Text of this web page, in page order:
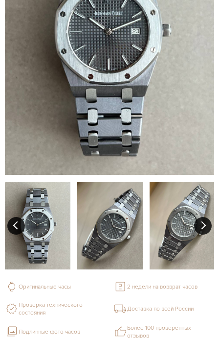
Оригинальные часы 2 недели на возврат часов
Проверка технического
состояния
Доставка по всей России
Подлинные фото часов
Более 100 проверенных
отзывов